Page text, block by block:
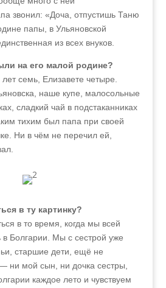
звонил: «Доча, отпустишь Таню
папы, в Ульяновской
из всех внуков.
на его малой родине?
семь, Елизавете четыре.
наше купе, малосольные
сладкий чай в подстаканниках
тихим был папа при своей
Ни в чём не перечил ей,
в ту картинку?
в то время, когда мы всей
в Болгарии. Мы с сестрой уже
старшие дети, ещё не
ни мой сын, ни дочка сестры,
каждое лето и чувствуем